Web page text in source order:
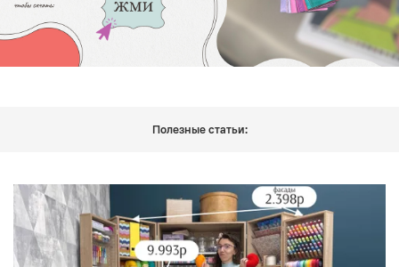
Полезные статьи: